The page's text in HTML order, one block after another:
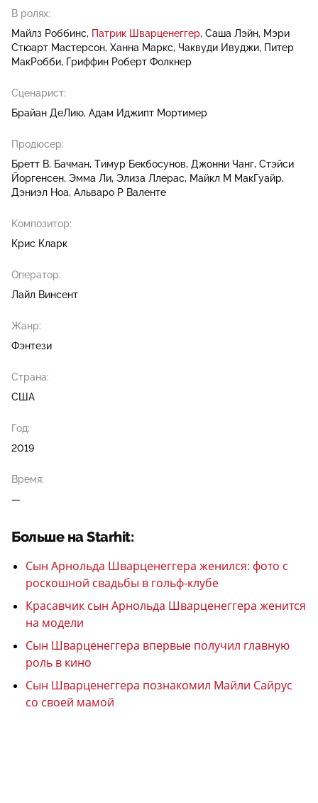
В ролях:
Майлз Роббинс Патрик Шварценеггер Саша Лэйн Мэри
Стюарт Мастерсон Ханна Маркс Чаквуди Ивуджи Питер
МакРобби Гриффин Роберт Фолкнер
Сценарист:
Брайан ДеЛию Адам Иджипт Мортимер
Продюсер:
Бретт В. Бачман Тимур Бекбосунов Джонни Чанг Стэйси
Йоргенсен Эмма Ли Элиза Ллерас Майкл М МакГуайр
Дэниэл Ноа Альваро Р Валенте
Композитор:
Крис Кларк
Оператор:
Лайл Винсент
Жанр:
Фэнтези
Страна:
США
Год:
2019
Время:
—
Больше на Starhit:
Сын Арнольда Шварценеггера женился: фото с
роскошной свадьбы в гольф-клубе
Красавчик сын Арнольда Шварценеггера женится
на модели
Сын Шварценеггера впервые получил главную
роль в кино
Сын Шварценеггера познакомил Майли Сайрус
со своей мамой